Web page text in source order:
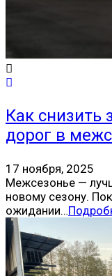
Как снизить
дорог в
17 ноября, 2025
Межсезонье —
новому сезону.
ожидании…